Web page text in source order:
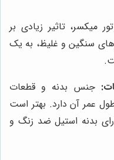
میکسر، تاثیر زیادی بر
سنگین و غلیظ، به یک
جنس بدنه و قطعات
عمر آن دارد. بهتر است
بدنه استیل ضد زنگ و